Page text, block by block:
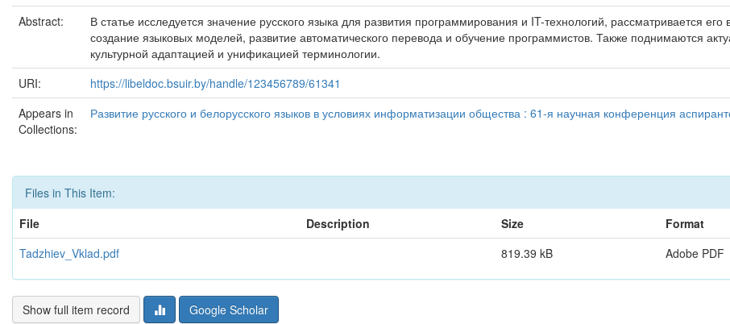
Abstract:
В статье исследуется значение русского языка для развития программирования и IT-технологий, рассматривается
создание языковых моделей, развитие автоматического перевода и обучение программистов. Также поднимаются
культурной адаптацией и унификацией терминологии.
URI:
https://libeldoc.bsuir.by/handle/123456789/61341
Appears in
Collections:
Развитие русского и белорусского языков в условиях информатизации общества : 61-я научная конференция
Files in This Item:
File
Description Size
Format
Tadzhiev_Vklad.pdf
819.39 kB Adobe PDF
Show full item record Google Scholar